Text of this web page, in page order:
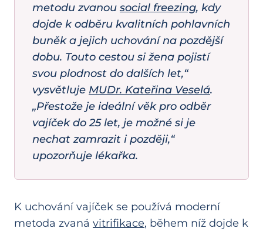
metodu zvanou social freezing, kdy
dojde k odběru kvalitních pohlavních
buněk a jejich uchování na pozdější
dobu. Touto cestou si žena pojistí
svou plodnost do dalších let,“
vysvětluje MUDr. Kateřina Veselá.
„Přestože je ideální věk pro odběr
vajíček do 25 let, je možné si je
nechat zamrazit i později,“
upozorňuje lékařka.
K uchování vajíček se používá moderní
metoda zvaná vitrifikace, během níž dojde k